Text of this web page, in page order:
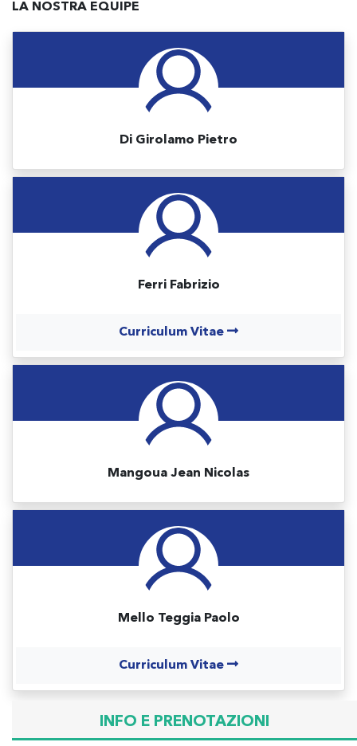
LA NOSTRA EQUIPE
Di Girolamo Pietro
Ferri Fabrizio
Curriculum Vitae
Mangoua Jean Nicolas
Mello Teggia Paolo
Curriculum Vitae
INFO E PRENOTAZIONI